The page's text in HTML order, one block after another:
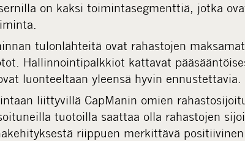
on kaksi toimintasegmenttiä, jotka
tulonlähteitä ovat rahastojen
Hallinnointipalkkiot kattavat
luonteeltaan yleensä hyvin ennustettavia.
liittyvillä CapManin omien
tuotoilla saattaa olla rahastojen
riippuen merkittävä